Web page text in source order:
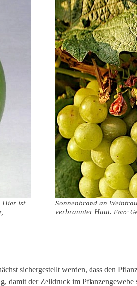
Hier ist
Sonnenbrand an
verbrannter Haut. Foto:
sichergestellt werden, dass den
damit der Zelldruck im